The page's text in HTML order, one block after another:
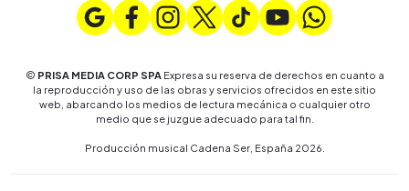
© PRISA MEDIA CORP SPAExpresa su reserva de derechos en cuanto a
la reproducción y uso de las obras y servicios ofrecidos en este sitio
web, abarcando los medios de lectura mecánica o cualquier otro
medio que se juzgue adecuado para tal fin.
Producción musical Cadena Ser, España 2026.